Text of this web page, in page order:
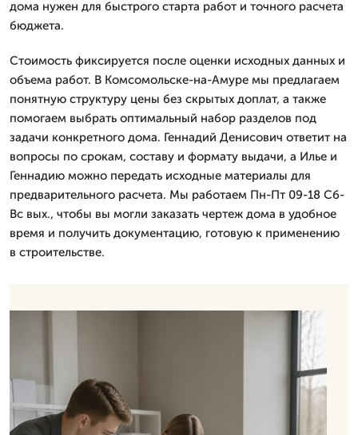
дома нужен для быстрого старта работ и точного расчета
бюджета.
Стоимость фиксируется после оценки исходных данных и
объема работ. В Комсомольске-на-Амуре мы предлагаем
понятную структуру цены без скрытых доплат, а также
помогаем выбрать оптимальный набор разделов под
задачи конкретного дома. Геннадий Денисович ответит на
вопросы по срокам, составу и формату выдачи, а Илье и
Геннадию можно передать исходные материалы для
предварительного расчета. Мы работаем Пн-Пт 09-18 Сб-
Вс вых., чтобы вы могли заказать чертеж дома в удобное
время и получить документацию, готовую к применению
в строительстве.